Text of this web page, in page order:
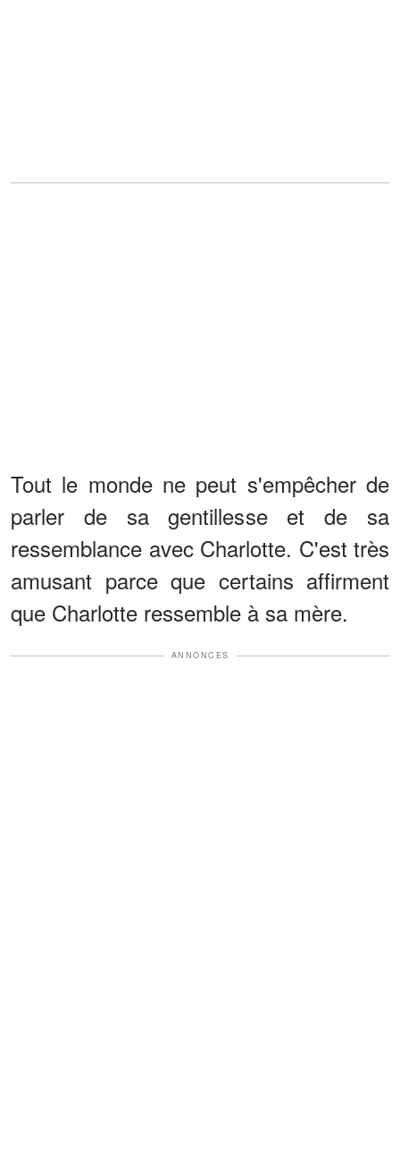
Tout le monde ne peut s'empêcher de
parler de sa gentillesse et de sa
ressemblance avec Charlotte. C'est très
amusant parce que certains affirment
que Charlotte ressemble à sa mère.
ANNONCES